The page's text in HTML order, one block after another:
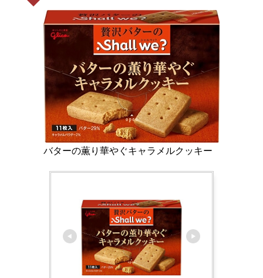
バターの薫り華やぐキャラメルクッキー